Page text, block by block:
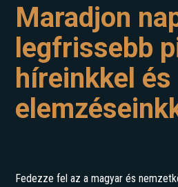
Maradjon
legfrissebb
híreinkkel és
Fedezze fel az a magyar és